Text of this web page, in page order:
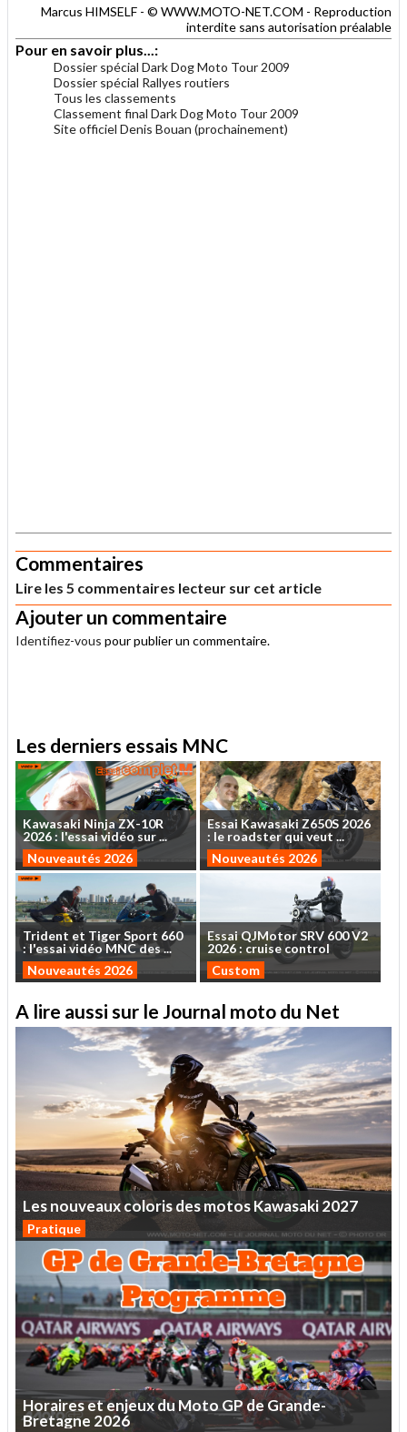
Marcus HIMSELF - © WWW.MOTO-NET.COM - Reproduction
interdite sans autorisation préalable
Pour en savoir plus...:
Dossier spécial Dark Dog Moto Tour 2009
Dossier spécial Rallyes routiers
Tous les classements
Classement final Dark Dog Moto Tour 2009
Site officiel Denis Bouan (prochainement)
Commentaires
Lire les 5 commentaires lecteur sur cet article
Ajouter un commentaire
Identifiez-vous pour publier un commentaire.
Les derniers essais MNC
Kawasaki NinjaZX-10R
2026: l'essaividéo sur...
Nouveautés 2026
Essai KawasakiZ650S 2026
: le roadsterquiveut ...
Nouveautés 2026
Trident et TigerSport 660
: l'essaividéoMNCdes...
Nouveautés 2026
EssaiQJMotorSRV 600V2
2026 : cruise control
Custom
A lire aussi sur le Journal moto du Net
LesnouveauxcolorisdesmotosKawasaki2027
Pratique
HorairesetenjeuxduMotoGPdeGrande-
Bretagne 2026